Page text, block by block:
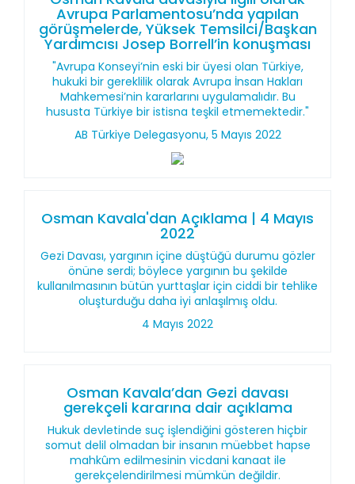
Avrupa Parlamentosu’nda yapılan
görüşmelerde, Yüksek Temsilci/Başkan
Yardımcısı Josep Borrell’in konuşması
"Avrupa Konseyi’nin eski bir üyesi olan Türkiye,
hukuki bir gereklilik olarak Avrupa İnsan Hakları
Mahkemesi’nin kararlarını uygulamalıdır. Bu
hususta Türkiye bir istisna teşkil etmemektedir."
AB Türkiye Delegasyonu, 5 Mayıs 2022
Osman Kavala'dan Açıklama | 4 Mayıs
2022
Gezi Davası, yargının içine düştüğü durumu gözler
önüne serdi; böylece yargının bu şekilde
kullanılmasının bütün yurttaşlar için ciddi bir tehlike
oluşturduğu daha iyi anlaşılmış oldu.
4 Mayıs 2022
Osman Kavala’dan Gezi davası
gerekçeli kararına dair açıklama
Hukuk devletinde suç işlendiğini gösteren hiçbir
somut delil olmadan bir insanın müebbet hapse
mahkûm edilmesinin vicdani kanaat ile
gerekçelendirilmesi mümkün değildir.